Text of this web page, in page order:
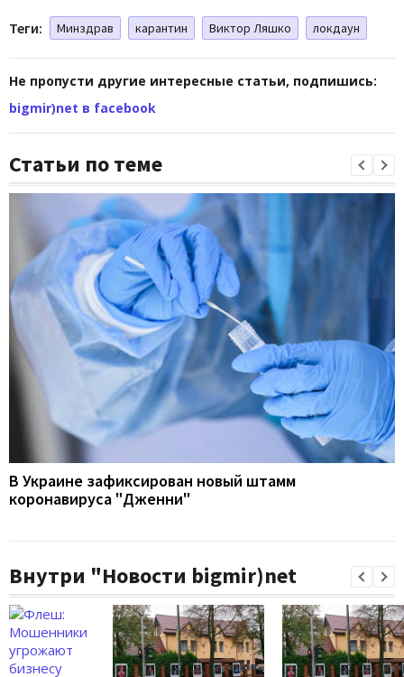
Теги: Минздрав карантин Виктор Ляшко локдаун
Не пропусти другие интересные статьи, подпишись:
bigmir)net в facebook
Статьи по теме
В Украине зафиксирован новый штамм
коронавируса "Дженни"
Внутри "Новости bigmir)net